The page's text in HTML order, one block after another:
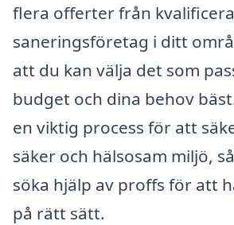
flera offerter från
saneringsföretag i ditt
att du kan välja det som
budget och dina behov
en viktig process för att
säker och hälsosam miljö,
söka hjälp av proffs för att
på rätt sätt.